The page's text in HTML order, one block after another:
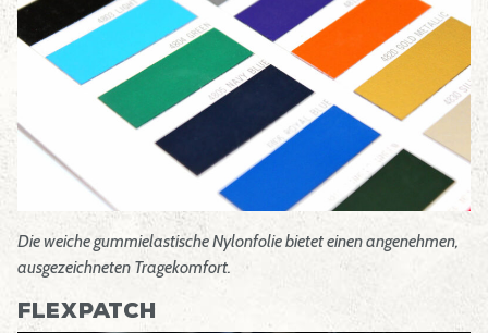
Die weiche gummielastische Nylonfolie bietet einen angenehmen,
ausgezeichneten Tragekomfort.
Flexpatch